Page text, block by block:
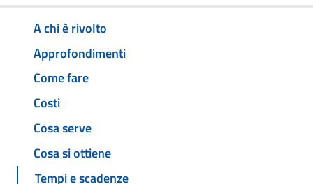
A chi è rivolto
Approfondimenti
Come fare
Costi
Cosa serve
Cosa si ottiene
Tempi e scadenze